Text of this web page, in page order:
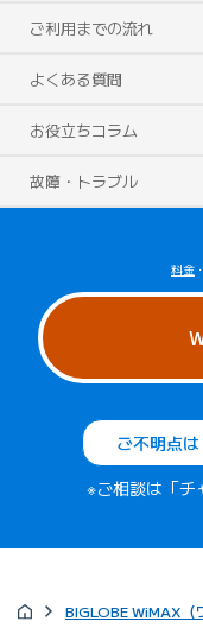
ご利用までの流れ
よくある質問
お役立ちコラム
故障・トラブル
料金 ・
ご不明点
※ご相談は「チ
BIGLOBE WiMAX（